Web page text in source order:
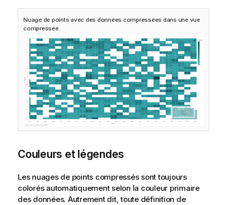
Nuage de points avec des données compressées dans une vue
compressée.
Couleurs et légendes
Les nuages de points compressés sont toujours
colorés automatiquement selon la couleur primaire
des données. Autrement dit, toute définition de